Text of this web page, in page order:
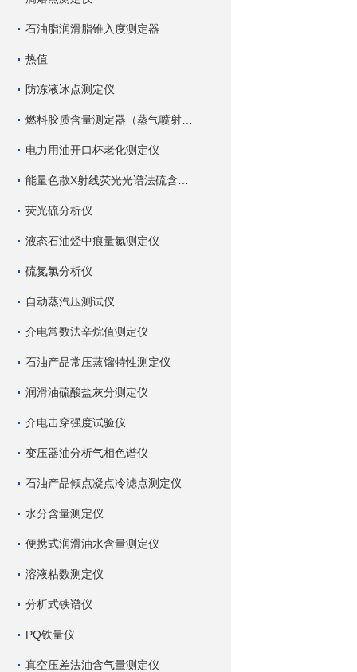
石油脂润滑脂锥入度测定器
热值
防冻液冰点测定仪
电力用油开口杯老化测定仪
荧光硫分析仪
液态石油烃中痕量氮测定仪
硫氮氯分析仪
自动蒸汽压测试仪
介电常数法辛烷值测定仪
石油产品常压蒸馏特性测定仪
润滑油硫酸盐灰分测定仪
介电击穿强度试验仪
变压器油分析气相色谱仪
石油产品倾点凝点冷滤点测定仪
水分含量测定仪
便携式润滑油水含量测定仪
溶液粘数测定仪
分析式铁谱仪
PQ铁量仪
真空压差法油含气量测定仪